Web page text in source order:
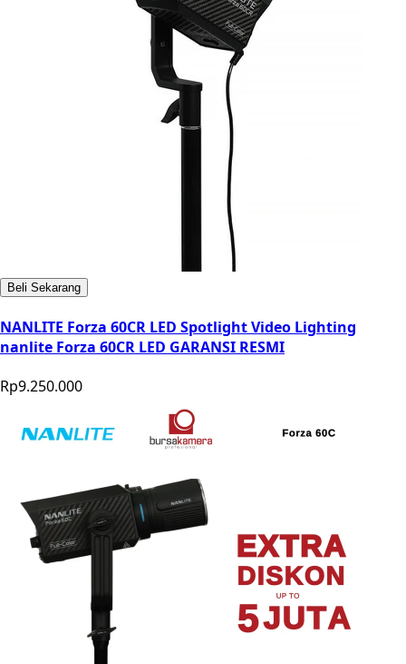
Beli Sekarang
NANLITE Forza 60CR LED Spotlight Video Lighting
nanlite Forza 60CR LED GARANSI RESMI
Rp9.250.000